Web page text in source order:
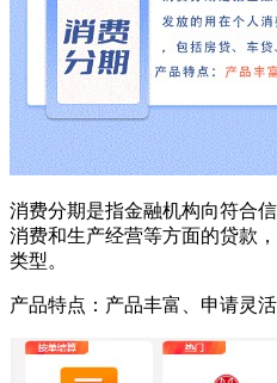
消费分期是指金融机构向符合
消费和生产经营等方面的贷款
类型。
产品特点：产品丰富、申请灵活